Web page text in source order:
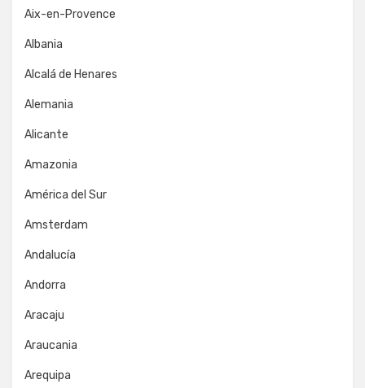
Aix-en-Provence
Albania
Alcalá de Henares
Alemania
Alicante
Amazonia
América del Sur
Amsterdam
Andalucía
Andorra
Aracaju
Araucania
Arequipa